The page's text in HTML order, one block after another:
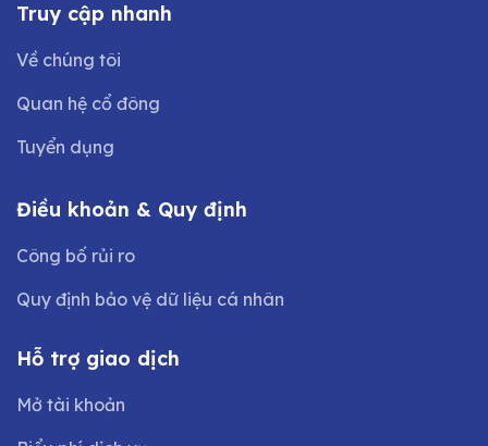
Truy cập nhanh
Về chúng tôi
Quan hệ cổ đông
Tuyển dụng
Điều khoản & Quy định
Công bố rủi ro
Quy định bảo vệ dữ liệu cá nhân
Hỗ trợ giao dịch
Mở tài khoản